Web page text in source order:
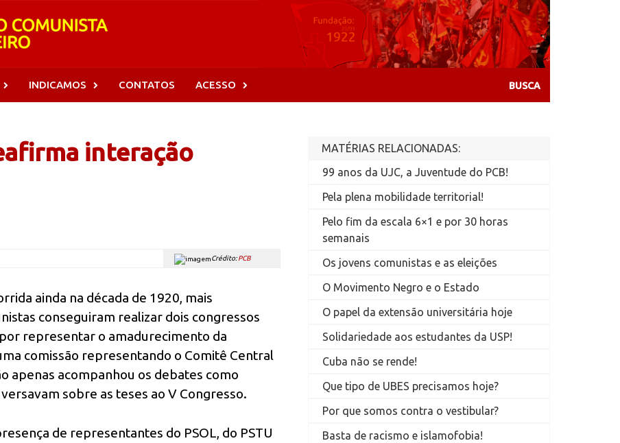
INDICAMOS CONTATOS ACESSO
interação
Crédito:PCB
ainda na década de 1920, mais
conseguiram realizar dois congressos
representar o amadurecimento da
comissão representando o Comitê Central
apenas acompanhou os debates como
sobre as teses ao V Congresso.
de representantes do PSOL, do PSTU
MATÉRIAS RELACIONADAS:
99 anos da UJC, a Juventude do PCB!
Pela plena mobilidade territorial!
Pelo fim da escala 6×1 e por 30 horas
semanais
Os jovens comunistas e as eleições
O Movimento Negro e o Estado
O papel da extensão universitária hoje
Solidariedade aos estudantes da USP!
Cuba não se rende!
Que tipo de UBES precisamos hoje?
Por que somos contra o vestibular?
Basta de racismo e islamofobia!